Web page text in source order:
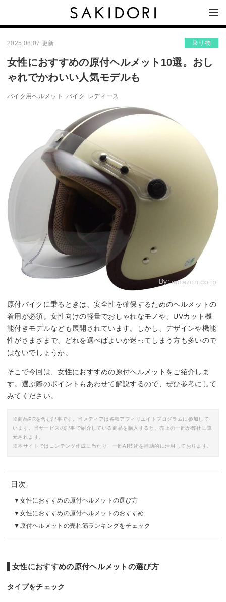
2025.08.07 更新 乗り物
女性におすすめの原付ヘルメット10選。おし
ゃれでかわいい人気モデルも
バイク用ヘルメット バイク レディース
By:amazon.co.jp
原付バイクに乗るときは、安全性を確保するためのヘルメットの
着用が必須。女性向けの軽量でおしゃれなモノや、UVカット機
能付きモデルなども展開されています。しかし、デザインや機能
性がさまざまで、どれを選べばよいか迷ってしまう方も多いので
はないでしょうか。
そこで今回は、女性におすすめの原付ヘルメットをご紹介しま
す。選ぶ際のポイントもあわせて解説するので、ぜひ参考にして
みてください。
※商品PRを含む記事です。当メディアは各種アフィリエイトプログラムに参加して
います。当サービスの記事で紹介している商品を購入すると、売上の一部が弊社に還
元されます。
※本サイトではコンテンツ作成に当たり、一部AI技術を補助的に活用しております。
目次
女性におすすめの原付ヘルメットの選び方
女性におすすめの原付ヘルメットのおすすめ
原付ヘルメットの売れ筋ランキングをチェック
女性におすすめの原付ヘルメットの選び方
タイプをチェック